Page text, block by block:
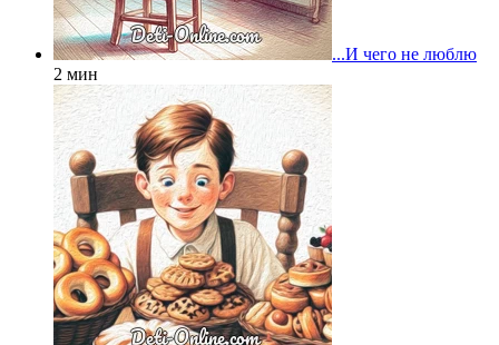
...И чего не люблю
2 мин